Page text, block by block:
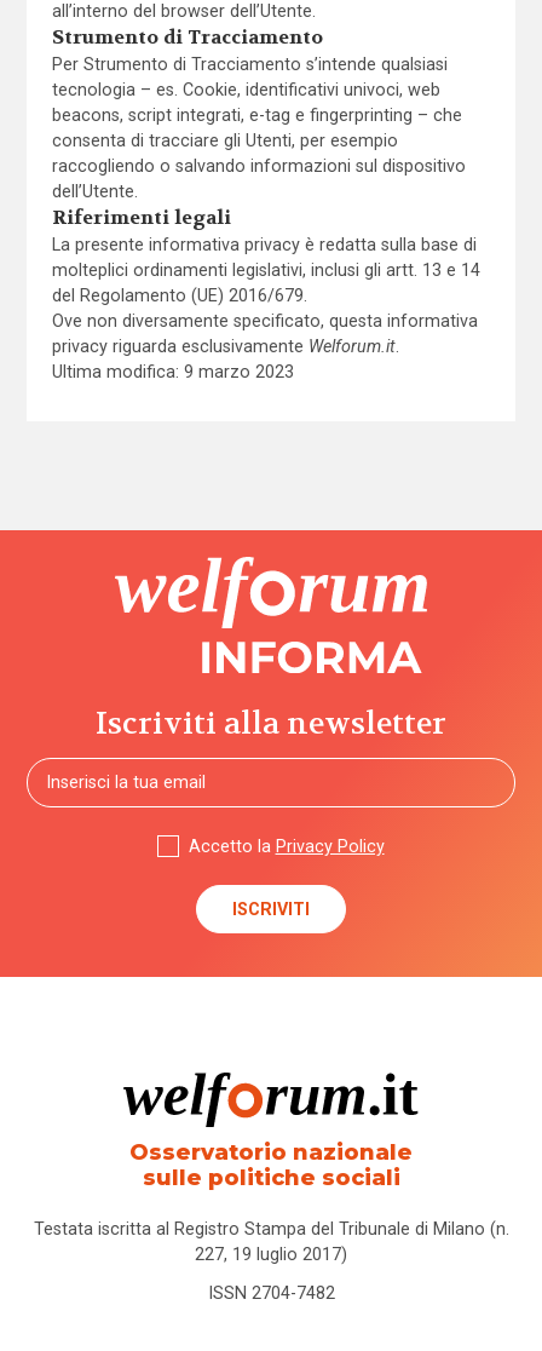
all’interno del browser dell’Utente.
Strumento di Tracciamento
Per Strumento di Tracciamento s’intende qualsiasi
tecnologia – es. Cookie, identificativi univoci, web
beacons, script integrati, e-tag e fingerprinting – che
consenta di tracciare gli Utenti, per esempio
raccogliendo o salvando informazioni sul dispositivo
dell’Utente.
Riferimenti legali
La presente informativa privacy è redatta sulla base di
molteplici ordinamenti legislativi, inclusi gli artt. 13 e 14
del Regolamento (UE) 2016/679.
Ove non diversamente specificato, questa informativa
privacy riguarda esclusivamente Welforum.it.
Ultima modifica: 9 marzo 2023
Iscriviti alla newsletter
Accetto la Privacy Policy
Osservatorio nazionale
sulle politiche sociali
Testata iscritta al Registro Stampa del Tribunale di Milano (n.
227, 19 luglio 2017)
ISSN 2704-7482